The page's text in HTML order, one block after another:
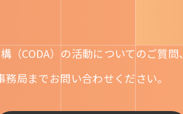
CODA）の活動についてのご質問、
局までお問い合わせください。